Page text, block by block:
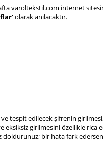
varoltekstil.com internet
olarak anılacaktır.
tespit edilecek şifrenin
girilmesini özellikle
bir hata fark